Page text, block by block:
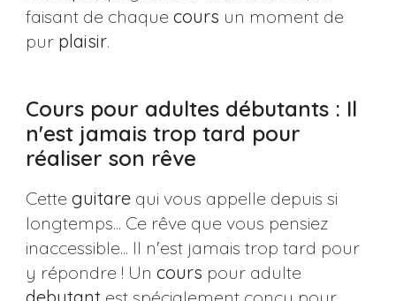
faisant de chaque cours un moment de
pur plaisir.
Cours pour adultes débutants : Il
n'est jamais trop tard pour
réaliser son rêve
Cette guitarequi vous appelle depuis si
longtemps... Ce rêve que vous pensiez
inaccessible... Il n'est jamais trop tard pour
y répondre ! Un cours pour adulte